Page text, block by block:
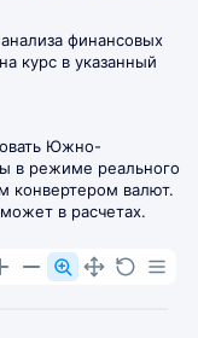
финансовых
курс в указанный
Южно-
в режиме реального
конвертером валют.
в расчетах.